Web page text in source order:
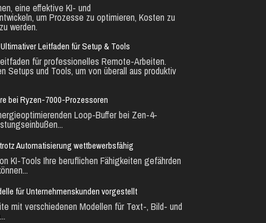
eine effektive KI- und
um Prozesse zu optimieren, Kosten zu
werden.
Leitfaden für Setup & Tools
für professionelles Remote-Arbeiten.
Setups und Tools, um von überall aus produktiv
bei Ryzen-7000-Prozessoren
Loop-Buffer bei Zen-4-
Automatisierung wettbewerbsfähig
KI-Tools Ihre beruflichen Fähigkeiten gefährden
für Unternehmenskunden vorgestellt
mit verschiedenen Modellen für Text-, Bild- und